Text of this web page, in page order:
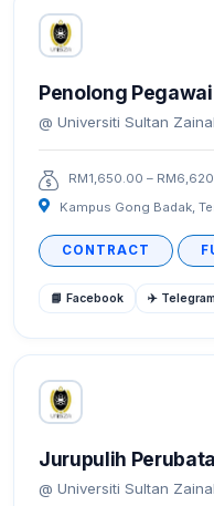
Penolong
Universiti Sultan
RM1,650.00 –
Kampus Gong Badak,
CONTRACT
📘 Facebook ✈️ Telegram
Jurupulih
Universiti Sultan